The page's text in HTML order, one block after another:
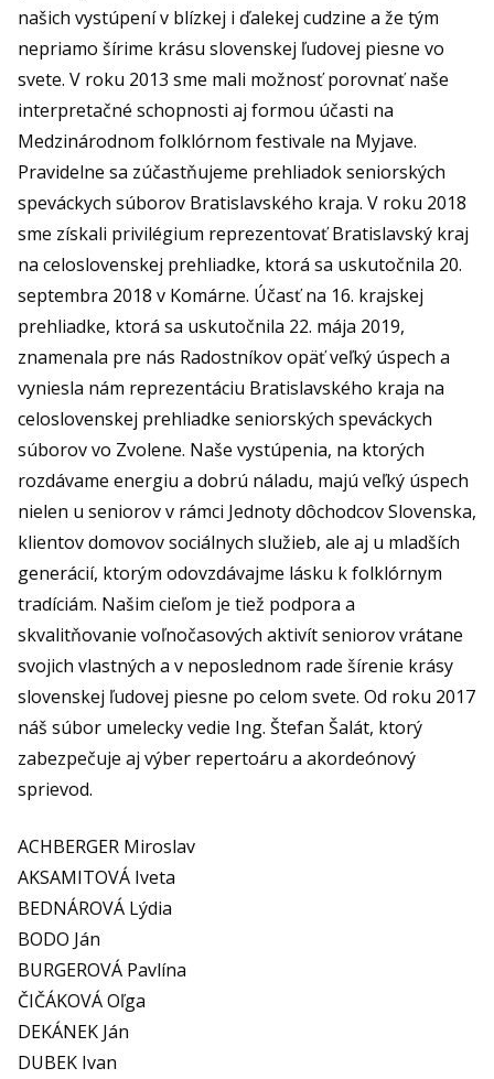
našich vystúpení v blízkej i ďalekej cudzine a že tým
nepriamo šírime krásu slovenskej ľudovej piesne vo
svete. V roku 2013 sme mali možnosť porovnať naše
interpretačné schopnosti aj formou účasti na
Medzinárodnom folklórnom festivale na Myjave.
Pravidelne sa zúčastňujeme prehliadok seniorských
speváckych súborov Bratislavského kraja. V roku 2018
sme získali privilégium reprezentovať Bratislavský kraj
na celoslovenskej prehliadke, ktorá sa uskutočnila 20.
septembra 2018 v Komárne. Účasť na 16. krajskej
prehliadke, ktorá sa uskutočnila 22. mája 2019,
znamenala pre nás Radostníkov opäť veľký úspech a
vyniesla nám reprezentáciu Bratislavského kraja na
celoslovenskej prehliadke seniorských speváckych
súborov vo Zvolene. Naše vystúpenia, na ktorých
rozdávame energiu a dobrú náladu, majú veľký úspech
nielen u seniorov v rámci Jednoty dôchodcov Slovenska,
klientov domovov sociálnych služieb, ale aj u mladších
generácií, ktorým odovzdávajme lásku k folklórnym
tradíciám. Našim cieľom je tiež podpora a
skvalitňovanie voľnočasových aktivít seniorov vrátane
svojich vlastných a v neposlednom rade šírenie krásy
slovenskej ľudovej piesne po celom svete. Od roku 2017
náš súbor umelecky vedie Ing. Štefan Šalát, ktorý
zabezpečuje aj výber repertoáru a akordeónový
sprievod.
ACHBERGER Miroslav
AKSAMITOVÁ Iveta
BEDNÁROVÁ Lýdia
BODO Ján
BURGEROVÁ Pavlína
ČIČÁKOVÁ Oľga
DEKÁNEK Ján
DUBEK Ivan